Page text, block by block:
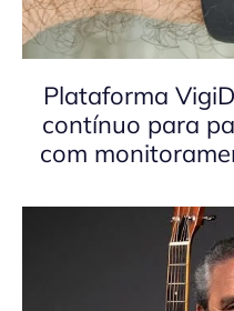
Plataforma
contínuo para
com